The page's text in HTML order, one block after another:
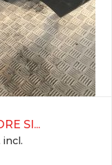
SI...
incl.